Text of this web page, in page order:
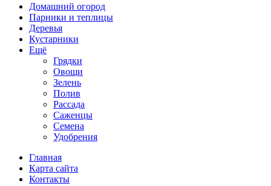
Домашний огород
Парники и теплицы
Деревья
Кустарники
Ещё
Грядки
Овощи
Зелень
Полив
Рассада
Саженцы
Семена
Удобрения
Главная
Карта сайта
Контакты